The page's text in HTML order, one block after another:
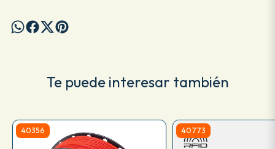
Te puede interesar también
40356 40773